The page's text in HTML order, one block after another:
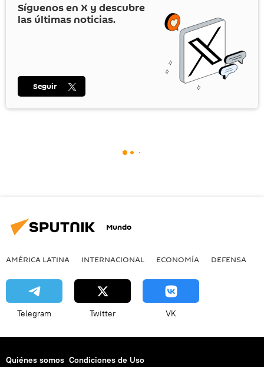
Síguenos en X y descubre
las últimas noticias.
Seguir
Mundo
AMÉRICA LATINA INTERNACIONAL ECONOMÍA DEFENSA
Telegram Twitter VK
Quiénes somos Condiciones de Uso